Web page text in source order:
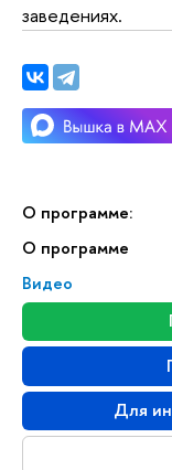
О программе:
О программе
Видео
Для
заведениях.